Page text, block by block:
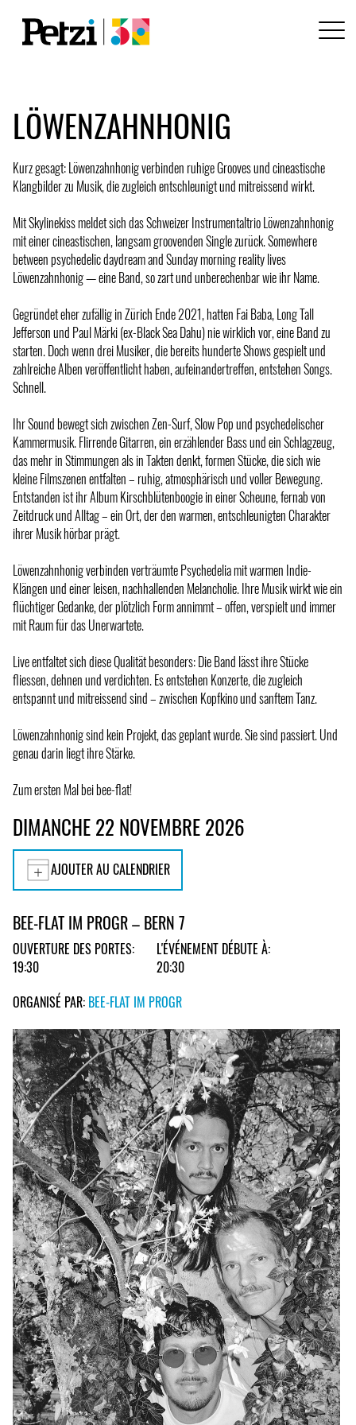
LÖWENZAHNHONIG
Kurz gesagt: Löwenzahnhonig verbinden ruhige Grooves und cineastische
Klangbilder zu Musik, die zugleich entschleunigt und mitreissend wirkt.
Mit Skylinekiss meldet sich das Schweizer Instrumentaltrio Löwenzahnhonig
mit einer cineastischen, langsam groovenden Single zurück. Somewhere
between psychedelic daydream and Sunday morning reality lives
Löwenzahnhonig — eine Band, so zart und unberechenbar wie ihr Name.
Gegründet eher zufällig in Zürich Ende 2021, hatten Fai Baba, Long Tall
Jefferson und Paul Märki (ex-Black Sea Dahu) nie wirklich vor, eine Band zu
starten. Doch wenn drei Musiker, die bereits hunderte Shows gespielt und
zahlreiche Alben veröffentlicht haben, aufeinandertreffen, entstehen Songs.
Schnell.
Ihr Sound bewegt sich zwischen Zen-Surf, Slow Pop und psychedelischer
Kammermusik. Flirrende Gitarren, ein erzählender Bass und ein Schlagzeug,
das mehr in Stimmungen als in Takten denkt, formen Stücke, die sich wie
kleine Filmszenen entfalten – ruhig, atmosphärisch und voller Bewegung.
Entstanden ist ihr Album Kirschblütenboogie in einer Scheune, fernab von
Zeitdruck und Alltag – ein Ort, der den warmen, entschleunigten Charakter
ihrer Musik hörbar prägt.
Löwenzahnhonig verbinden verträumte Psychedelia mit warmen Indie-
Klängen und einer leisen, nachhallenden Melancholie. Ihre Musik wirkt wie ein
flüchtiger Gedanke, der plötzlich Form annimmt – offen, verspielt und immer
mit Raum für das Unerwartete.
Live entfaltet sich diese Qualität besonders: Die Band lässt ihre Stücke
fliessen, dehnen und verdichten. Es entstehen Konzerte, die zugleich
entspannt und mitreissend sind – zwischen Kopfkino und sanftem Tanz.
Löwenzahnhonig sind kein Projekt, das geplant wurde. Sie sind passiert. Und
genau darin liegt ihre Stärke.
Zum ersten Mal bei bee-flat!
DIMANCHE 22 NOVEMBRE 2026
AJOUTER AU CALENDRIER
BEE-FLAT IM PROGR – BERN 7
OUVERTURE DES PORTES:
19:30
L'ÉVÉNEMENT DÉBUTE À:
20:30
ORGANISÉ PAR: BEE-FLAT IM PROGR